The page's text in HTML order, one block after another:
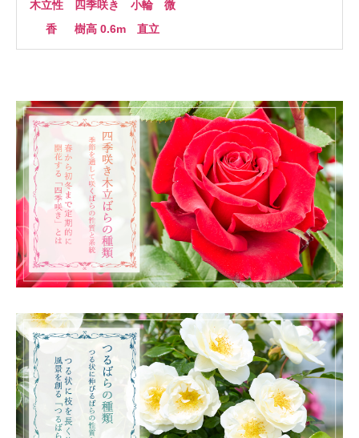
木立性 四季咲き 小輪 微
香
樹高 0.6m 直立